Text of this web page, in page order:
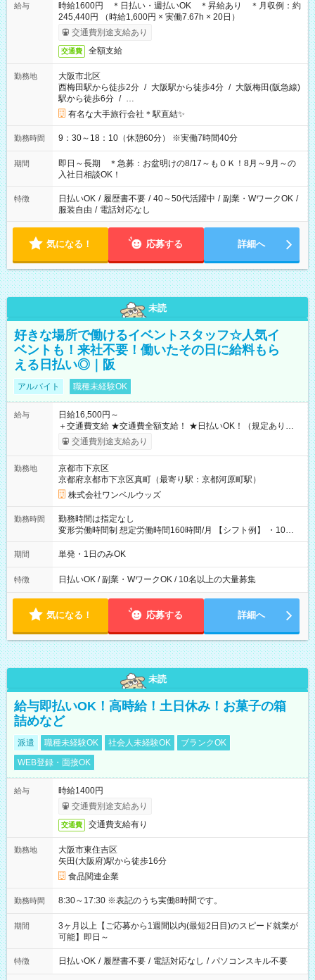
給与
時給1600円 ＊日払い・週払いOK ＊昇給あり ＊月収例：約
245,440円 （時給1,600円 × 実働7.67h × 20日）
交通費別途支給あり
交通費 全額支給
勤務地
大阪市北区
西梅田駅から徒歩2分 / 大阪駅から徒歩4分 / 大阪梅田(阪急線)
駅から徒歩6分 / …
有名な大手旅行会社＊駅直結✨
勤務時間 9：30～18：10（休憩60分） ※実働7時間40分
期間
即日～長期 ＊急募：お盆明けの8/17～もＯＫ！8月～9月～の
入社日相談OK！
特徴 日払いOK / 履歴書不要 / 40～50代活躍中 / 副業・WワークOK /
服装自由 / 電話対応なし
気になる！ 応募する 詳細へ
未読
好きな場所で働けるイベントスタッフ☆人気イ
ベントも！来社不要！働いたその日に給料もら
える日払い◎｜阪
アルバイト 職種未経験OK
給与
日給16,500円～
＋交通費支給 ★交通費全額支給！ ★日払いOK！（規定あり） ┗
働いたその日に現金GET♪ お仕事後はコンビニATMから 日払
交通費別途支給あり
勤務地
京都市下京区
京都府京都市下京区真町（最寄り駅：京都河原町駅）
株式会社ワンベルウッズ
勤務時間
勤務時間は指定なし
変形労働時間制 想定労働時間160時間/月 【シフト例】 ・10：
00～20：00
期間 単発・1日のみOK
特徴 日払いOK / 副業・WワークOK / 10名以上の大量募集
気になる！ 応募する 詳細へ
未読
給与即払いOK！高時給！土日休み！お菓子の箱
詰めなど
派遣 職種未経験OK 社会人未経験OK
ブランクOK
WEB登録・面接OK
給与
時給1400円
交通費別途支給あり
交通費 交通費支給有り
勤務地
大阪市東住吉区
矢田(大阪府)駅から徒歩16分
食品関連企業
勤務時間 8:30～17:30 ※表記のうち実働8時間です。
期間
3ヶ月以上【ご応募から1週間以内(最短2日目)のスピード就業が
可能】即日～
特徴 日払いOK / 履歴書不要 / 電話対応なし / パソコンスキル不要